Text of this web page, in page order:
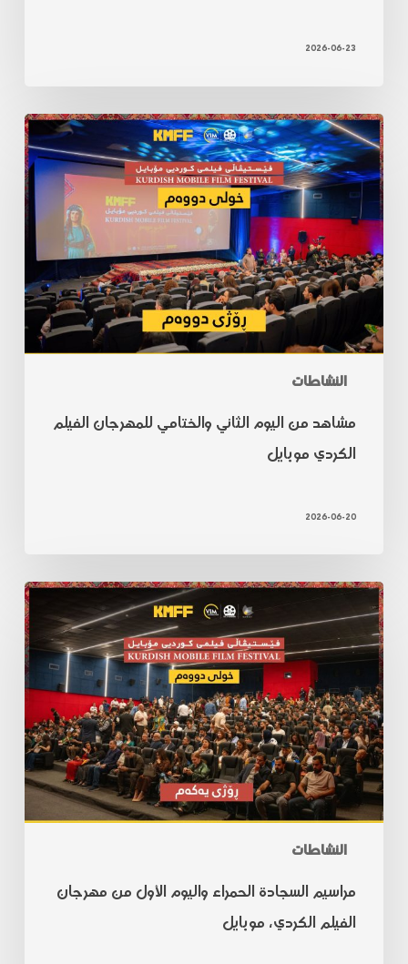
2026-06-23
النشاطات
مشاهد من اليوم الثاني والختامي للمهرجان الفيلم
الكردي موبايل
2026-06-20
النشاطات
مراسيم السجادة الحمراء واليوم الأول من مهرجان
الفيلم الكردي، موبايل